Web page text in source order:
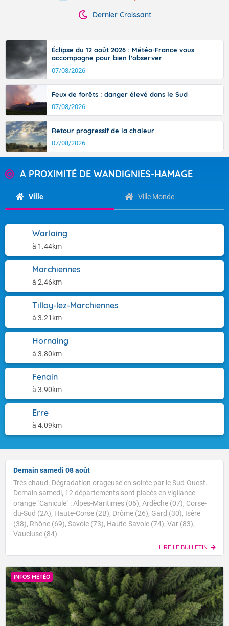
Dernier Croissant
Éclipse du 12 août 2026 : Météo-France vous
accompagne pour bien l'observer
07/08/2026
Feux de forêts : danger élevé dans le Sud
07/08/2026
Retour progressif de la chaleur
07/08/2026
A PROXIMITÉ DE WANDIGNIES-HAMAGE
Ville Ville Monde
Warlaing
à 1.44km
Marchiennes
à 2.46km
Tilloy-lez-Marchiennes
à 3.21km
Hornaing
à 3.80km
Fenain
à 3.90km
Erre
à 4.09km
Demain samedi 08 août
Très chaud. Dégradation orageuse en soirée par le Sud-Ouest.
Demain samedi, 12 départements sont placés en vigilance
orange "Canicule" : Alpes-Maritimes (06), Ardèche (07), Corse-
du-Sud (2A), Haute-Corse (2B), Drôme (26), Gard (30), Isère
(38), Rhône (69), Savoie (73), Haute-Savoie (74), Var (83),
Vaucluse (84)
LIRE LE BULLETIN
INFOS MÉTÉO